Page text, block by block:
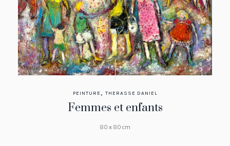
PEINTURE , THERASSE DANIEL
Femmes et enfants
80 x 80 cm